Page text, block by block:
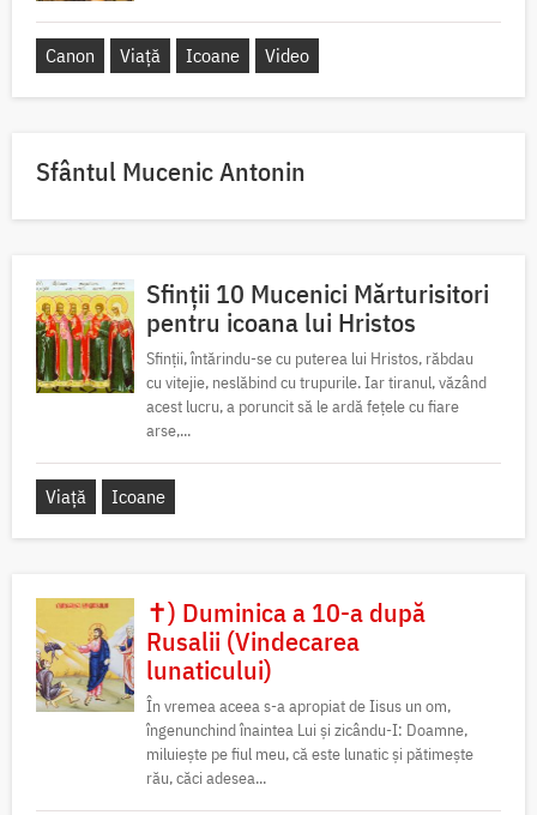
Canon Viață Icoane Video
Sfântul Mucenic Antonin
Sfinții 10 Mucenici Mărturisitori
pentru icoana lui Hristos
Sfinții, întărindu-se cu puterea lui Hristos, răbdau
cu vitejie, neslăbind cu trupurile. Iar tiranul, văzând
acest lucru, a poruncit să le ardă fețele cu fiare
arse,...
Viață Icoane
✝) Duminica a 10-a după
Rusalii (Vindecarea
lunaticului)
În vremea aceea s-a apropiat de Iisus un om,
îngenunchind înaintea Lui și zicându-I: Doamne,
miluiește pe fiul meu, că este lunatic și pătimește
rău, căci adesea...